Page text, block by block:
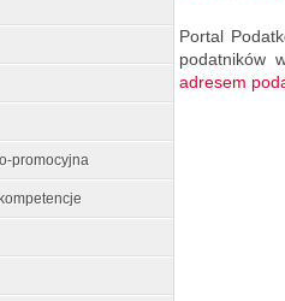
promocyjna
Portal
podatników
adresem